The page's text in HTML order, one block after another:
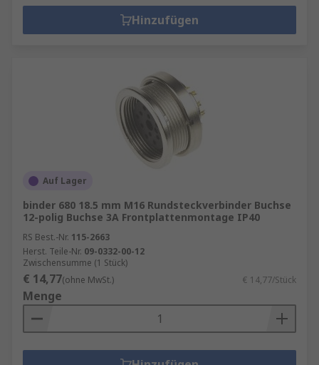
Hinzufügen
Auf Lager
binder 680 18.5 mm M16 Rundsteckverbinder Buchse
12-polig Buchse 3A Frontplattenmontage IP40
RS Best.-Nr. 115-2663
Herst. Teile-Nr. 09-0332-00-12
Zwischensumme (1 Stück)
€ 14,77(ohne MwSt.) € 14,77/Stück
Menge